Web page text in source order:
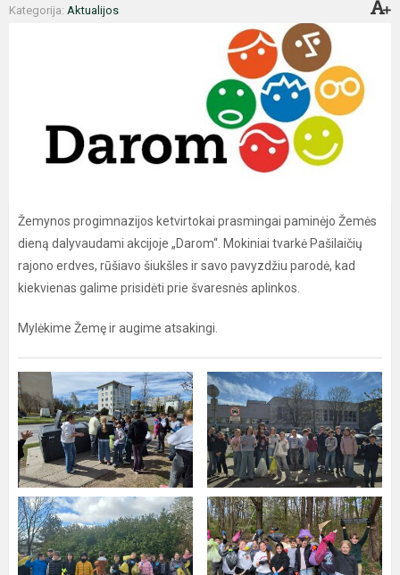
Kategorija: Aktualijos
Žemynos progimnazijos ketvirtokai prasmingai paminėjo Žemės
dieną dalyvaudami akcijoje „Darom“. Mokiniai tvarkė Pašilaičių
rajono erdves, rūšiavo šiukšles ir savo pavyzdžiu parodė, kad
kiekvienas galime prisidėti prie švaresnės aplinkos.
Mylėkime Žemę ir augime atsakingi.